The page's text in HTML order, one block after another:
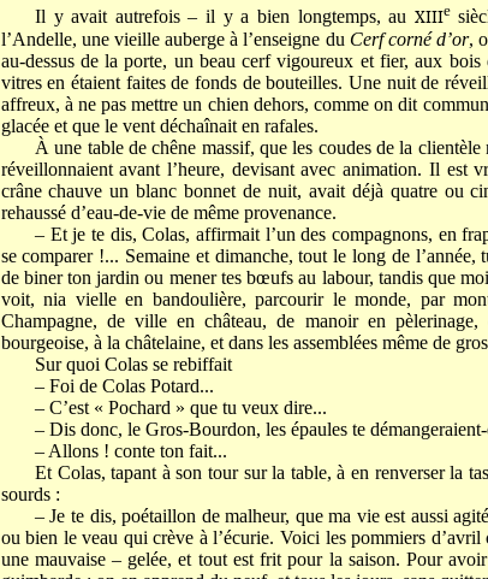
Il y avait autrefois – il y a bien longtemps, au XIIIe
l’Andelle, une vieille auberge à l’enseigne du Cerf corné d’or,
au-dessus de la porte, un beau cerf vigoureux et fier, aux bois
vitres en étaient faites de fonds de bouteilles. Une nuit de
affreux, à ne pas mettre un chien dehors, comme on dit
glacée et que le vent déchaînait en rafales.
À une table de chêne massif, que les coudes de la
réveillonnaient avant l’heure, devisant avec animation. Il est
crâne chauve un blanc bonnet de nuit, avait déjà quatre ou
rehaussé d’eau-de-vie de même provenance.
– Et je te dis, Colas, affirmait l’un des compagnons, en
se comparer !... Semaine et dimanche, tout le long de
de biner ton jardin ou mener tes bœufs au labour, tandis que
voit, nia vielle en bandoulière, parcourir le monde, par
Champagne, de ville en château, de manoir en
bourgeoise, à la châtelaine, et dans les assemblées même de
Sur quoi Colas se rebiffait
– Foi de Colas Potard...
– C’est « Pochard » que tu veux dire...
– Dis donc, le Gros-Bourdon, les épaules te
– Allons ! conte ton fait...
Et Colas, tapant à son tour sur la table, à en renverser la
sourds :
– Je te dis, poétaillon de malheur, que ma vie est aussi
ou bien le veau qui crève à l’écurie. Voici les pommiers
une mauvaise – gelée, et tout est frit pour la saison. Pour